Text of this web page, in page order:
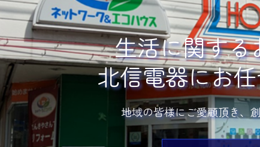
生活に関する
北信電器にお
地域の皆様にご愛顧頂き、